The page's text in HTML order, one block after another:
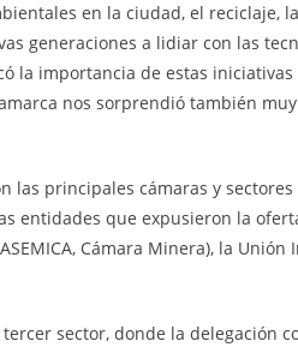
en la ciudad, el
generaciones a lidiar con las
la importancia de estas
nos sorprendió también
principales cámaras y
entidades que expusieron la
Cámara Minera), la
sector, donde la delegación